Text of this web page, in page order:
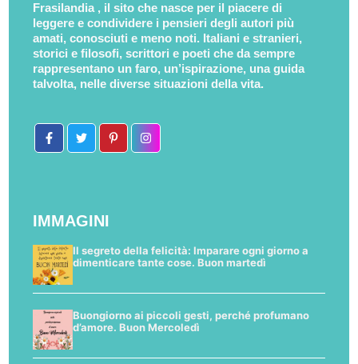
Frasilandia , il sito che nasce per il piacere di
leggere e condividere i pensieri degli autori più
amati, conosciuti e meno noti. Italiani e stranieri,
storici e filosofi, scrittori e poeti che da sempre
rappresentano un faro, un’ispirazione, una guida
talvolta, nelle diverse situazioni della vita.
IMMAGINI
Il segreto della felicità: Imparare ogni giorno a
dimenticare tante cose. Buon martedì
Buongiorno ai piccoli gesti, perché profumano
d’amore. Buon Mercoledì